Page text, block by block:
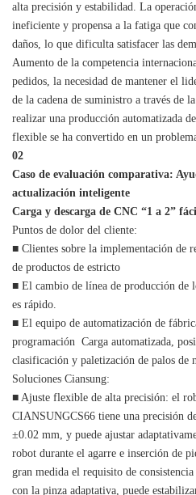
alta precisión y estabilidad. La
ineficiente y propensa a la fatiga que
daños, lo que dificulta satisfacer las
Aumento de la competencia
pedidos, la necesidad de mantener el
de la cadena de suministro a través de
realizar una producción automatizada
flexible se ha convertido en un
02
Caso de evaluación comparativa:
actualización inteligente
Carga y descarga de CNC “1 a 2”
Puntos de dolor del cliente:
■ Clientes sobre la implementación de
de productos de estricto
■ El cambio de línea de producción de
es rápido.
■ El equipo de automatización de
programación Carga automatizada,
clasificación y paletización de palos de
Soluciones Ciansung:
■ Ajuste flexible de alta precisión: el
CIANSUNGCS66 tiene una precisión
±0.02 mm, y puede ajustar
robot durante el agarre e inserción de
gran medida el requisito de
con la pinza adaptativa, puede